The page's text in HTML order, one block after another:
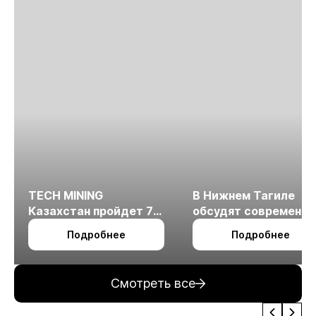
TECH MINING
Казахстан пройдет 7
октября в Алматы
Подробнее
В Нижнем Тагиле
обсудят
технологии
измельчения
Подробнее
Смотреть все